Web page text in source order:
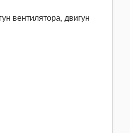
вентилятора, двигун